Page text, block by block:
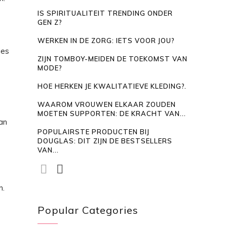
IS SPIRITUALITEIT TRENDING ONDER
GEN Z?
WERKEN IN DE ZORG: IETS VOOR JOU?
ZIJN TOMBOY-MEIDEN DE TOEKOMST VAN
MODE?
HOE HERKEN JE KWALITATIEVE KLEDING?.
WAAROM VROUWEN ELKAAR ZOUDEN
MOETEN SUPPORTEN: DE KRACHT VAN...
POPULAIRSTE PRODUCTEN BIJ
DOUGLAS: DIT ZIJN DE BESTSELLERS
VAN...
Popular Categories